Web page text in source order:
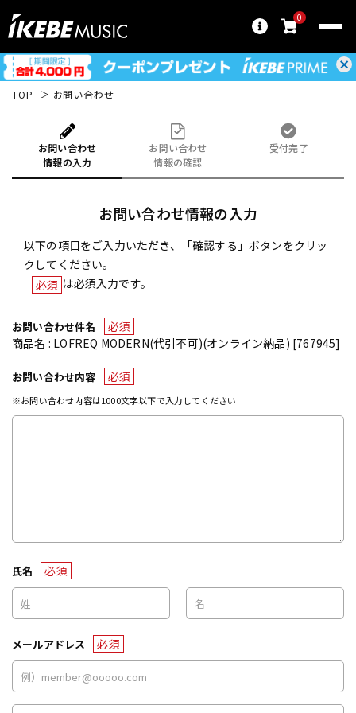
0
TOP お問い合わせ
お問い合わせ
情報の入力
お問い合わせ
情報の確認
受付完了
お問い合わせ情報の入力
以下の項目をご入力いただき、「確認する」ボタンをクリッ
クしてください。
必須 は必須入力です。
お問い合わせ件名
必須
商品名 : LOFREQ MODERN(代引不可)(オンライン納品) [767945]
お問い合わせ内容 必須
※お問い合わせ内容は1000文字以下で入力してください
氏名 必須
メールアドレス 必須